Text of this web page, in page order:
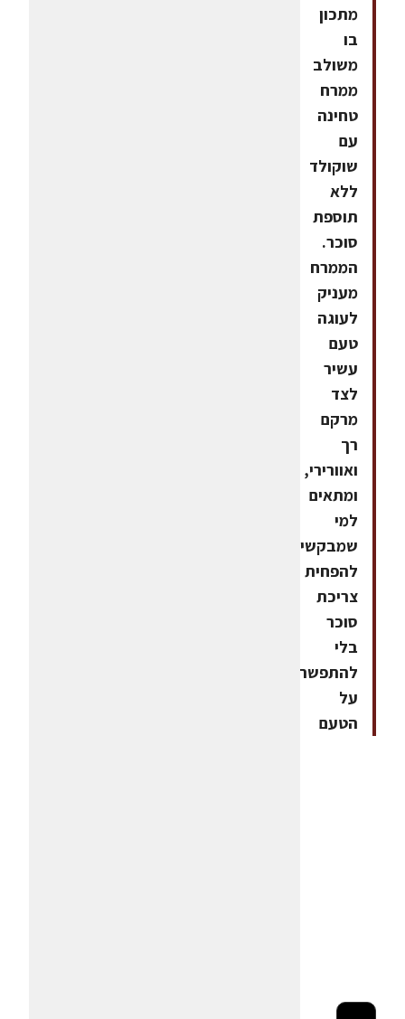
מתכון
בו
משולב
ממרח
טחינה
עם
שוקולד
ללא
תוספת
סוכר.
הממרח
מעניק
לעוגה
טעם
עשיר
לצד
מרקם
רך
ואוורירי,
ומתאים
למי
שמבקשים
להפחית
צריכת
סוכר
בלי
להתפשר
על
הטעם